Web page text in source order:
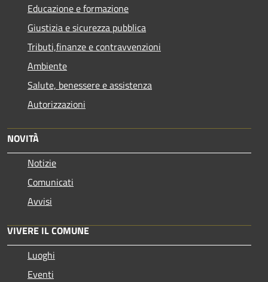
Educazione e formazione
Giustizia e sicurezza pubblica
Tributi,finanze e contravvenzioni
Ambiente
Salute, benessere e assistenza
Autorizzazioni
NOVITÀ
Notizie
Comunicati
Avvisi
VIVERE IL COMUNE
Luoghi
Eventi